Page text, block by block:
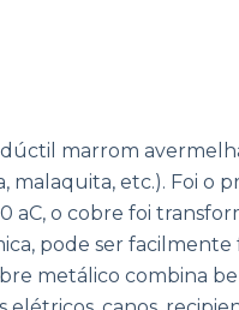
marrom
etc.). Foi o
o cobre foi
pode ser
metálico combina